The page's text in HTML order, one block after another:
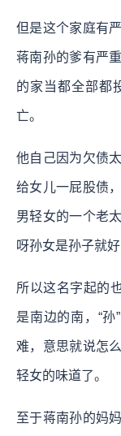
但是这个家庭有
蒋南孙的爹有严
的家当都全部都
亡。
他自己因为欠债
给女儿一屁股债
男轻女的一个老
呀孙女是孙子就好
所以这名字起的
是南边的南，“孙
难，意思就说怎
轻女的味道了。
至于蒋南孙的妈